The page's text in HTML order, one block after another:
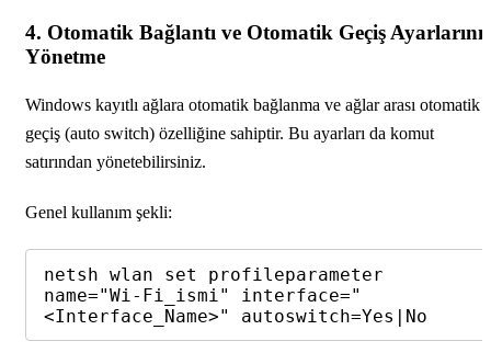
4. Otomatik Bağlantı ve Otomatik Geçiş Ayarlarını
Yönetme
Windows kayıtlı ağlara otomatik bağlanma ve ağlar arası otomatik
geçiş (auto switch) özelliğine sahiptir. Bu ayarları da komut
satırından yönetebilirsiniz.
Genel kullanım şekli:
netsh wlan set profileparameter
name="Wi-Fi_ismi" interface="
<Interface_Name>" autoswitch=Yes|No